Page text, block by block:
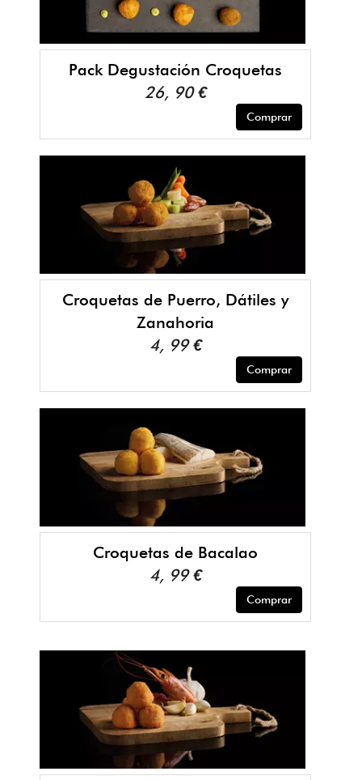
Pack Degustación Croquetas
26, 90 €
Comprar
Croquetas de Puerro, Dátiles y
Zanahoria
4, 99 €
Comprar
Croquetas de Bacalao
4, 99 €
Comprar